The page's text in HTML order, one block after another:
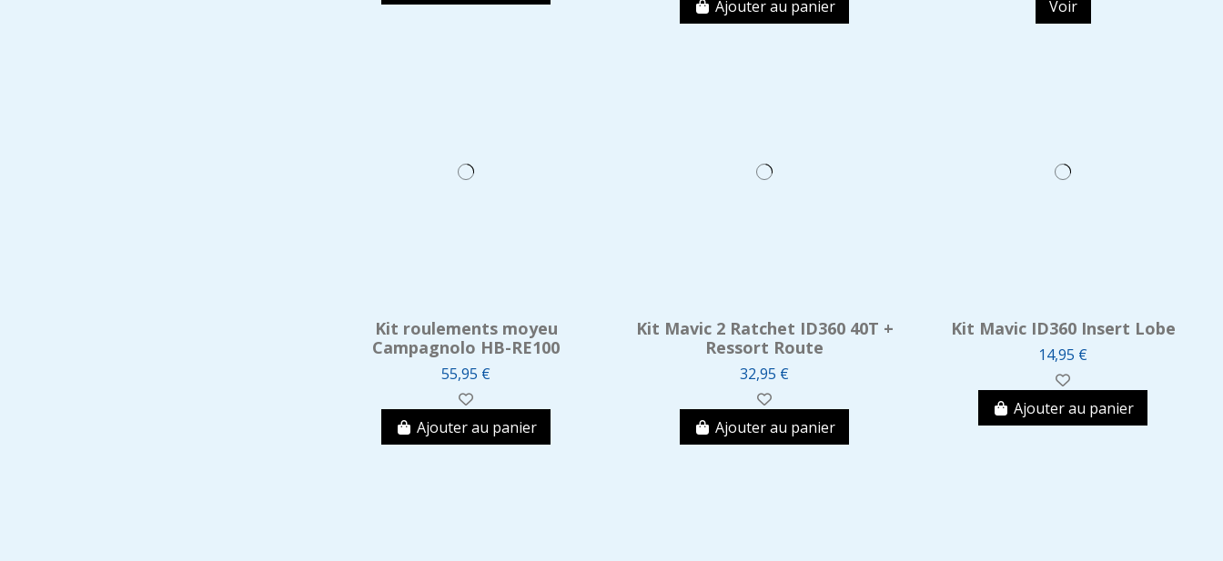
Ajouter au panier Voir
Kit roulements moyeu
Campagnolo HB-RE100
55,95 €
Ajouter au panier
Kit Mavic 2 Ratchet ID360 40T +
Ressort Route
32,95 €
Ajouter au panier
Kit Mavic ID360 Insert Lobe
14,95 €
Ajouter au panier